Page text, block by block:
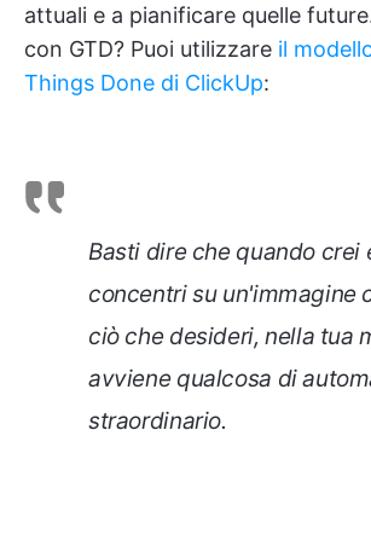
attuali e a pianificare quelle
con GTD? Puoi utilizzare il
Things Done di ClickUp:
Basti dire che quando crei
concentri su un'immagine
ciò che desideri, nella tua
avviene qualcosa di
straordinario.